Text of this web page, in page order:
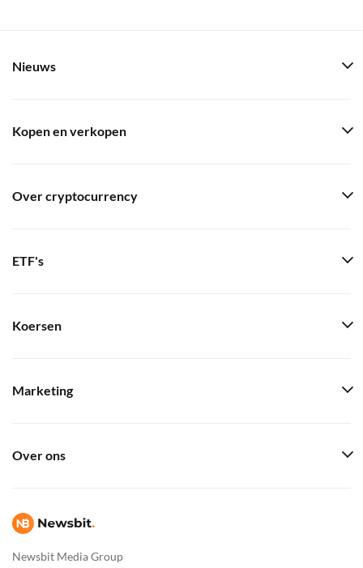
Newsbit Media Group
Nieuws
Kopen en verkopen
Over cryptocurrency
ETF's
Koersen
Marketing
Over ons